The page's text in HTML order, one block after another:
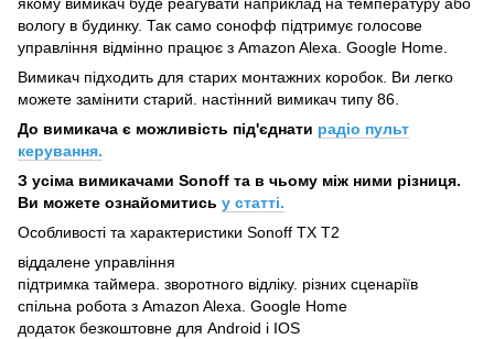
вологу в будинку. Так само сонофф підтримує голосове
управління відмінно працює з Amazon Alexa. Google Home.
Вимикач підходить для старих монтажних коробок. Ви легко
можете замінити старий. настінний вимикач типу 86.
До вимикача є можливість під'єднати радіо пульт
керування.
З усіма вимикачами Sonoff та в чьому між ними різниця.
Ви можете ознайомитись у статті.
Особливості та характеристики Sonoff TX T2
віддалене управління
підтримка таймера. зворотного відліку. різних сценаріїв
спільна робота з Amazon Alexa. Google Home
додаток безкоштовне для Android і IOS